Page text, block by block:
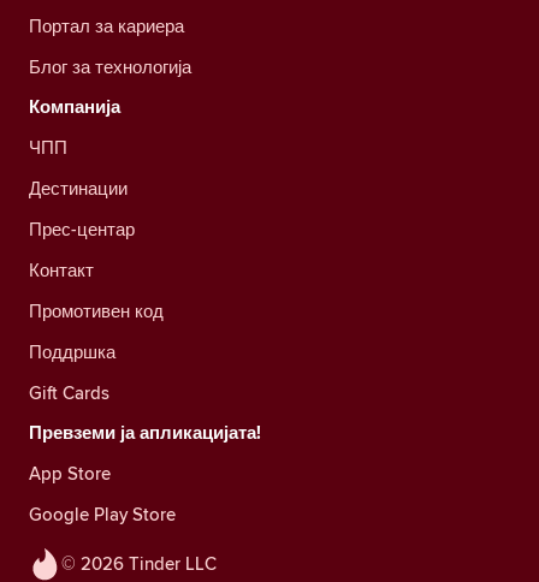
© 2026 Tinder LLC
Портал за кариера
Блог за технологија
Компанија
ЧПП
Дестинации
Прес-центар
Контакт
Промотивен код
Поддршка
Gift Cards
Превземи ја апликацијата!
App Store
Google Play Store